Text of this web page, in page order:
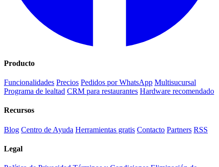
Producto
Funcionalidades Precios Pedidos por WhatsApp Multisucursal
Programa de lealtad CRM para restaurantes Hardware recomendado
Recursos
Blog Centro de Ayuda Herramientas gratis Contacto Partners RSS
Legal